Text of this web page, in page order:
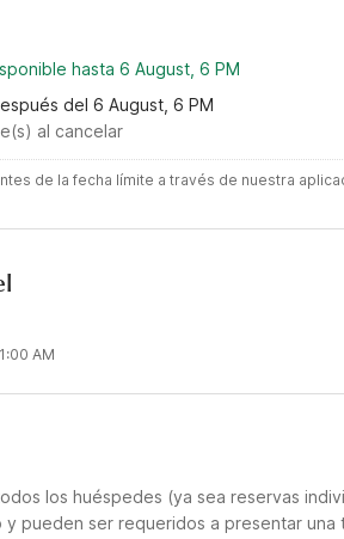
hasta 6 August, 6 PM
del 6 August, 6 PM
al cancelar
de la fecha límite a través de nuestra
AM
los huéspedes (ya sea reservas
pueden ser requeridos a presentar